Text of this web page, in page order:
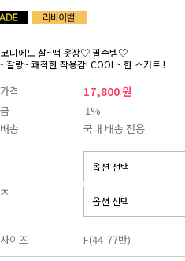
디에도 찰~떡 옷장♡ 필수템♡
찰랑~ 쾌적한 착용감! COOL~ 한 스커트 !
격 17,800 원
1%
송
국내 배송 전용
이즈 F(44-77반)